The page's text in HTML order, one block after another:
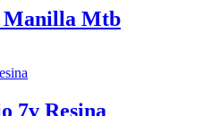
Manilla Mtb
7v Resina